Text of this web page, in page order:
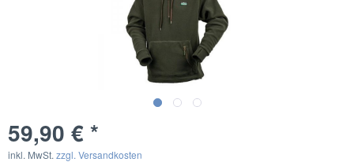
59,90 € *
inkl. MwSt. zzgl. Versandkosten